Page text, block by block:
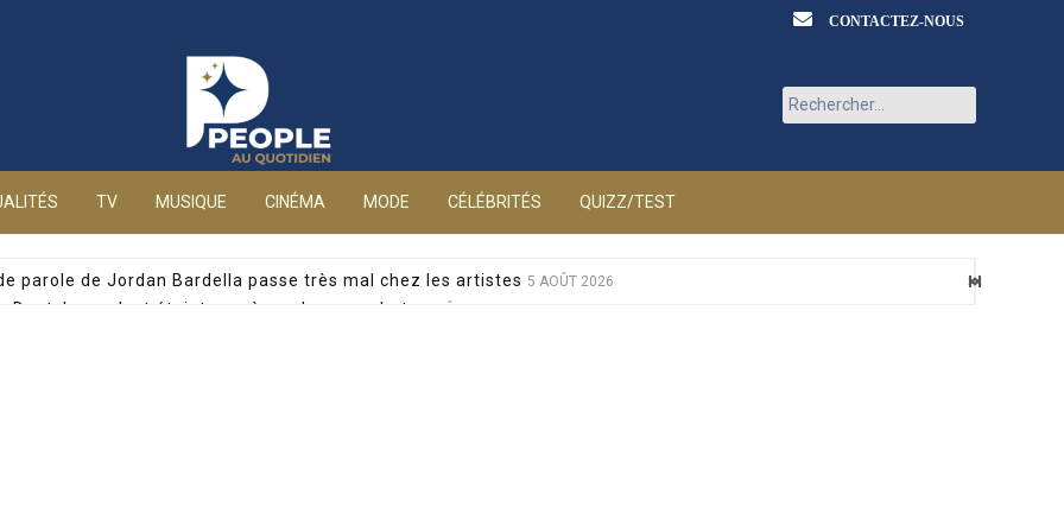
CONTACTEZ-NOUS
People au quotidien
Rechercher :
TV MUSIQUE CINÉMA MODE CÉLÉBRITÉS QUIZZ/TEST
parole de Jordan Bardella passe très mal chez les artistes 5 AOÛT 2026
Dontcheva s’est éteinte après un long combat